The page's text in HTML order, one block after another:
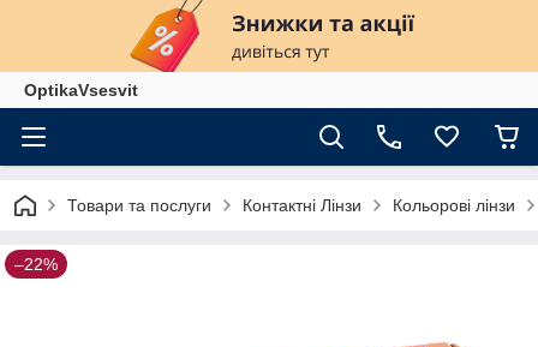
OptikaVsesvit
Товари та послуги Контактні Лінзи Кольорові лінзи
–22%